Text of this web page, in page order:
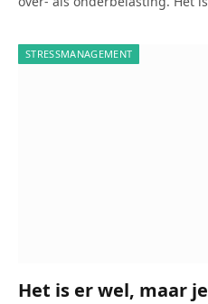
STRESSMANAGEMENT
Het is er wel, maar